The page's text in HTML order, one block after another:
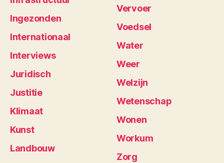
Ingezonden
Internationaal
Interviews
Juridisch
Justitie
Klimaat
Kunst
Landbouw
Vervoer
Voedsel
Water
Weer
Welzijn
Wetenschap
Wonen
Workum
Zorg